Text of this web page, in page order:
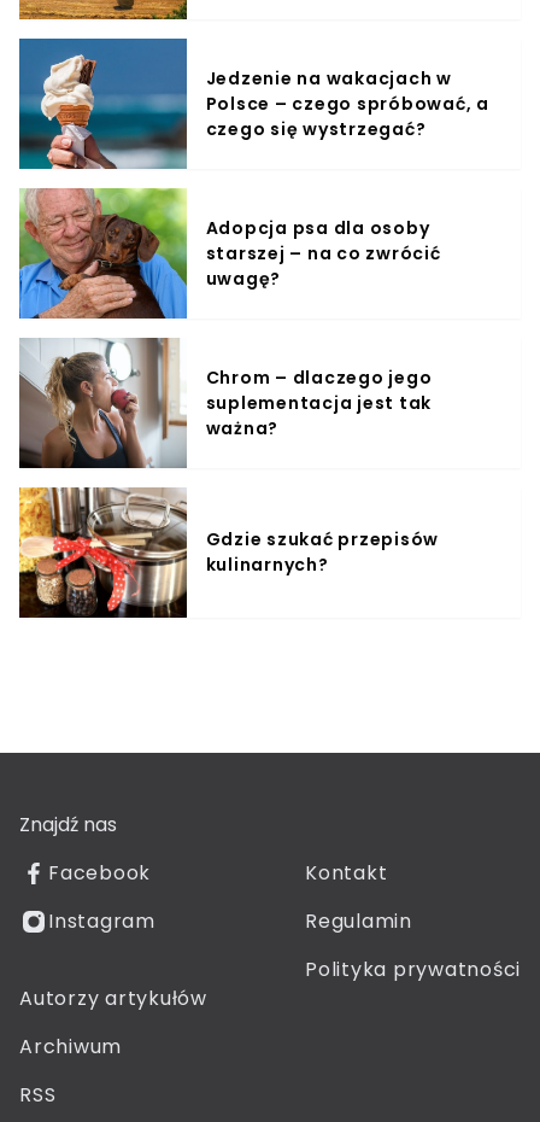
Jedzenie na wakacjach w
Polsce – czego spróbować, a
czego się wystrzegać?
Adopcja psa dla osoby
starszej – na co zwrócić
uwagę?
Chrom – dlaczego jego
suplementacja jest tak
ważna?
Gdzie szukać przepisów
kulinarnych?
Znajdź nas
Facebook
Instagram
Kontakt
Regulamin
Polityka prywatności
Autorzy artykułów
Archiwum
RSS